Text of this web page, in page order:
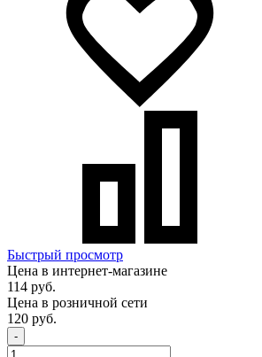
Быстрый просмотр
Цена в интернет-магазине
114 руб.
Цена в розничной сети
120 руб.
-